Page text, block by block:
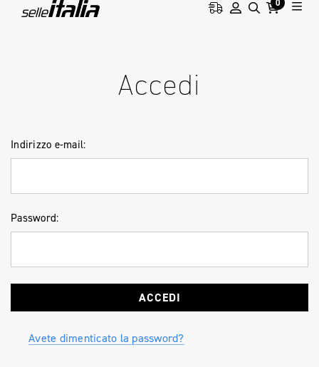
0
Accedi
Indirizzo e-mail:
Password:
Avete dimenticato la password?